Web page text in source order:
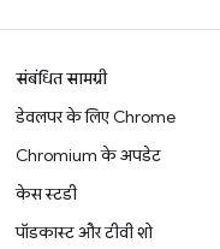
संबंधित सामग्री
डेवलपर के लिए Chrome
Chromium के अपडेट
केस स्टडी
पॉडकास्ट और टीवी शो